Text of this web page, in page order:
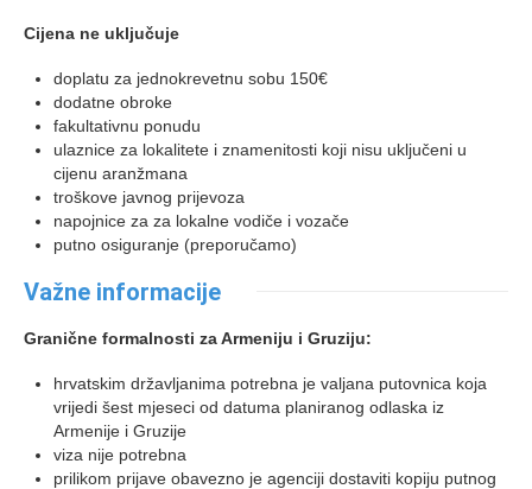
Cijena ne uključuje
doplatu za jednokrevetnu sobu 150€
dodatne obroke
fakultativnu ponudu
ulaznice za lokalitete i znamenitosti koji nisu uključeni u
cijenu aranžmana
troškove javnog prijevoza
napojnice za za lokalne vodiče i vozače
putno osiguranje (preporučamo)
Važne informacije
Granične formalnosti za Armeniju i Gruziju:
hrvatskim državljanima potrebna je valjana putovnica koja
vrijedi šest mjeseci od datuma planiranog odlaska iz
Armenije i Gruzije
viza nije potrebna
prilikom prijave obavezno je agenciji dostaviti kopiju putnog